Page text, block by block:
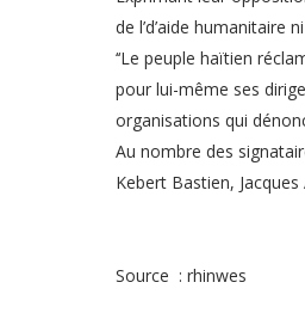
de l’d’aide humanitaire
‘‘Le peuple haïtien
pour lui-même ses
organisations qui
Au nombre des
Kebert Bastien,
Source : rhinwes